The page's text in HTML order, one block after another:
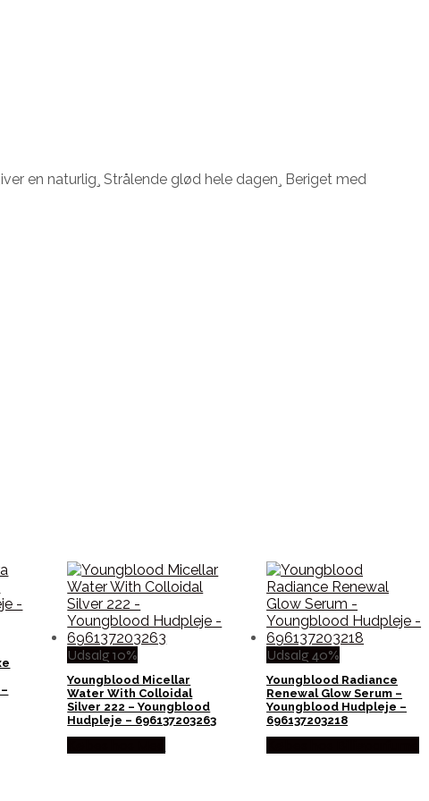
en naturlig¸ Strålende glød hele dagen¸ Beriget med
Udsalg 10%
Youngblood Micellar
Water With Colloidal
Silver 222 – Youngblood
Hudpleje – 696137203263
Udsalg 40%
Youngblood Radiance
Renewal Glow Serum –
Youngblood Hudpleje –
696137203218